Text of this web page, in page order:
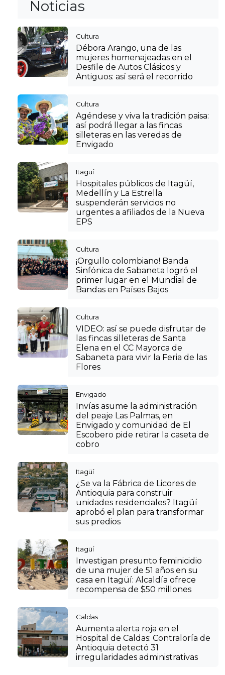
Noticias
Cultura
Débora Arango, una de las
mujeres homenajeadas en el
Desfile de Autos Clásicos y
Antiguos: así será el recorrido
Cultura
Agéndese y viva la tradición paisa:
así podrá llegar a las fincas
silleteras en las veredas de
Envigado
Itagüí
Hospitales públicos de Itagüí,
Medellín y La Estrella
suspenderán servicios no
urgentes a afiliados de la Nueva
EPS
Cultura
¡Orgullo colombiano! Banda
Sinfónica de Sabaneta logró el
primer lugar en el Mundial de
Bandas en Países Bajos
Cultura
VIDEO: así se puede disfrutar de
las fincas silleteras de Santa
Elena en el CC Mayorca de
Sabaneta para vivir la Feria de las
Flores
Envigado
Invías asume la administración
del peaje Las Palmas, en
Envigado y comunidad de El
Escobero pide retirar la caseta de
cobro
Itagüí
¿Se va la Fábrica de Licores de
Antioquia para construir
unidades residenciales? Itagüí
aprobó el plan para transformar
sus predios
Itagüí
Investigan presunto feminicidio
de una mujer de 51 años en su
casa en Itagüí: Alcaldía ofrece
recompensa de $50 millones
Caldas
Aumenta alerta roja en el
Hospital de Caldas: Contraloría de
Antioquia detectó 31
irregularidades administrativas